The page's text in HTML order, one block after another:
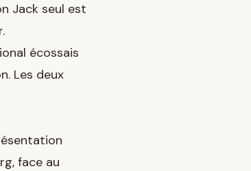
Jack seul est
écossais
Les deux
face au